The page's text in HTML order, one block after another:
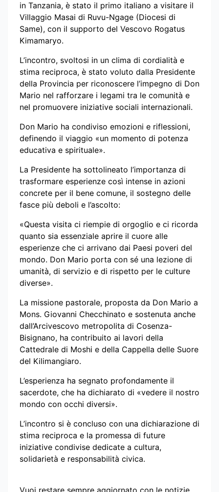
in Tanzania, è stato il primo italiano a visitare il
Villaggio Masai di Ruvu-Ngage (Diocesi di
Same), con il supporto del Vescovo Rogatus
Kimamaryo.
L’incontro, svoltosi in un clima di cordialità e
stima reciproca, è stato voluto dalla Presidente
della Provincia per riconoscere l’impegno di Don
Mario nel rafforzare i legami tra le comunità e
nel promuovere iniziative sociali internazionali.
Don Mario ha condiviso emozioni e riflessioni,
definendo il viaggio «un momento di potenza
educativa e spirituale».
La Presidente ha sottolineato l’importanza di
trasformare esperienze così intense in azioni
concrete per il bene comune, il sostegno delle
fasce più deboli e l’ascolto:
«Questa visita ci riempie di orgoglio e ci ricorda
quanto sia essenziale aprire il cuore alle
esperienze che ci arrivano dai Paesi poveri del
mondo. Don Mario porta con sé una lezione di
umanità, di servizio e di rispetto per le culture
diverse».
La missione pastorale, proposta da Don Mario a
Mons. Giovanni Checchinato e sostenuta anche
dall’Arcivescovo metropolita di Cosenza-
Bisignano, ha contribuito ai lavori della
Cattedrale di Moshi e della Cappella delle Suore
del Kilimangiaro.
L’esperienza ha segnato profondamente il
sacerdote, che ha dichiarato di «vedere il nostro
mondo con occhi diversi».
L’incontro si è concluso con una dichiarazione di
stima reciproca e la promessa di future
iniziative condivise dedicate a cultura,
solidarietà e responsabilità civica.
Vuoi restare sempre aggiornato con le notizie